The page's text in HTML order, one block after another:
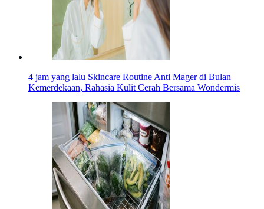
4 jam yang lalu Skincare Routine Anti Mager di Bulan
Kemerdekaan, Rahasia Kulit Cerah Bersama Wondermis